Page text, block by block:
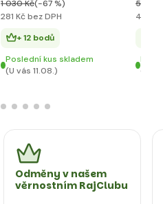
1 030 Kč(-67 %)
281 Kč bez DPH
+ 12 bodů
Poslední kus skladem
(U vás 11.08.)
598 Kč
458
(U
Odměny v našem
věrnostním RajClubu